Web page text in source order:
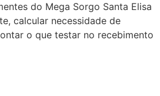
do Mega Sorgo Santa Elisa
calcular necessidade de
o que testar no recebimento